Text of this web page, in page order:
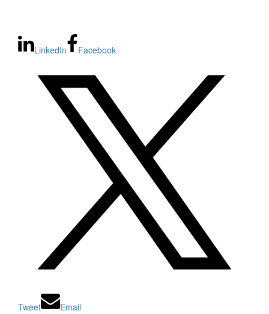
LinkedIn Facebook
Tweet Email